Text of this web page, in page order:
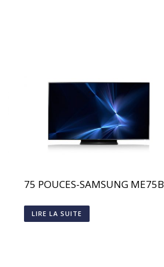
75 POUCES-SAMSUNG ME75B
LIRE LA SUITE